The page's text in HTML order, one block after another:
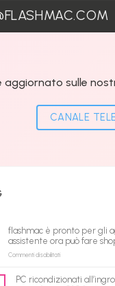
aggiornato sulle
CANALE
flashmac è pronto per gli
assistente ora può fare
Commenti disabilitatisu
pronto
PC ricondizionati